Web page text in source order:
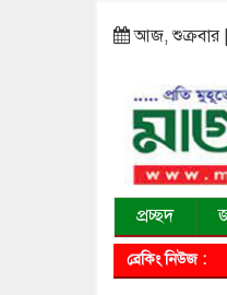
আজ, শুক্রবার
প্রচ্ছদ
ব্রেকিং নিউজ :